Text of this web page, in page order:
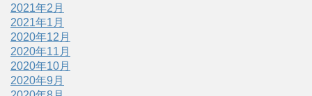
2021年2月
2021年1月
2020年12月
2020年11月
2020年10月
2020年9月